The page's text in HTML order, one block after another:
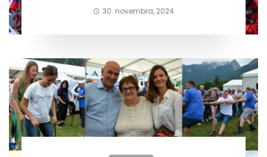
30. novembra, 2024